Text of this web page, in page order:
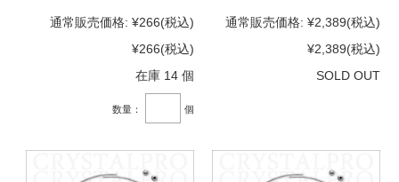
通常販売価格: ¥266(税込)
¥266(税込)
在庫 14 個
数量： 個
通常販売価格: ¥2,389(税込)
¥2,389(税込)
SOLD OUT